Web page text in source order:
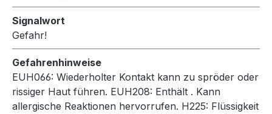
Signalwort
Gefahr!
Gefahrenhinweise
EUH066: Wiederholter Kontakt kann zu spröder oder
rissiger Haut führen. EUH208: Enthält . Kann
allergische Reaktionen hervorrufen. H225: Flüssigkeit